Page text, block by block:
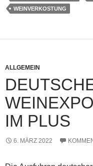
WEINVERKOSTUNG
ALLGEMEIN
IM PLUS
6. MÄRZ 2022